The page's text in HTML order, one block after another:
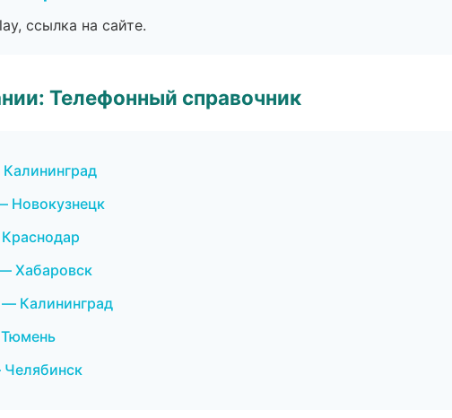
ссылка на сайте.
Телефонный справочник
Новокузнецк
Хабаровск
Калининград